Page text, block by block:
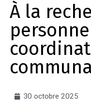
À la
30 octobre 2025